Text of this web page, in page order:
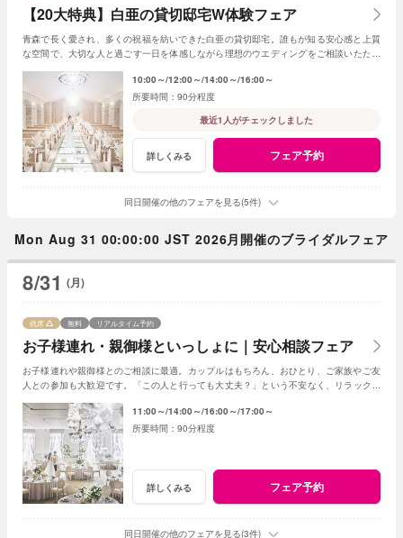
【20大特典】白亜の貸切邸宅W体験フェア
青森で長く愛され、多くの祝福を紡いできた白亜の貸切邸宅。誰もが知る安心感と上質
な空間で、大切な人と過ごす一日を体感しながら理想のウエディングをご相談いただけ
10:00～ 12:00～ 14:00～ 16:00～
90分程度
最近1人がチェックしました
詳しくみる フェア予約
同日開催の他のフェアを見る(5件)
Mon Aug 31 00:00:00 JST 2026月開催のブライダルフェア
8/31 (月)
お子様連れ・親御様といっしょに｜安心相談フェア
残席 無料 リアルタイム予約
お子様連れや親御様とのご相談に最適。カップルはもちろん、おひとり、ご家族やご友
人との参加も大歓迎です。「この人と行っても大丈夫？」という不安なく、リラックス
11:00～ 14:00～ 16:00～ 17:00～
90分程度
詳しくみる フェア予約
同日開催の他のフェアを見る(3件)